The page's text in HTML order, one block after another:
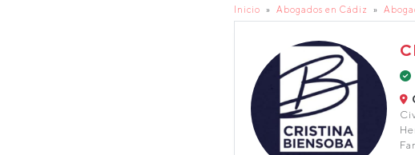
Inicio Abogados en Cádiz